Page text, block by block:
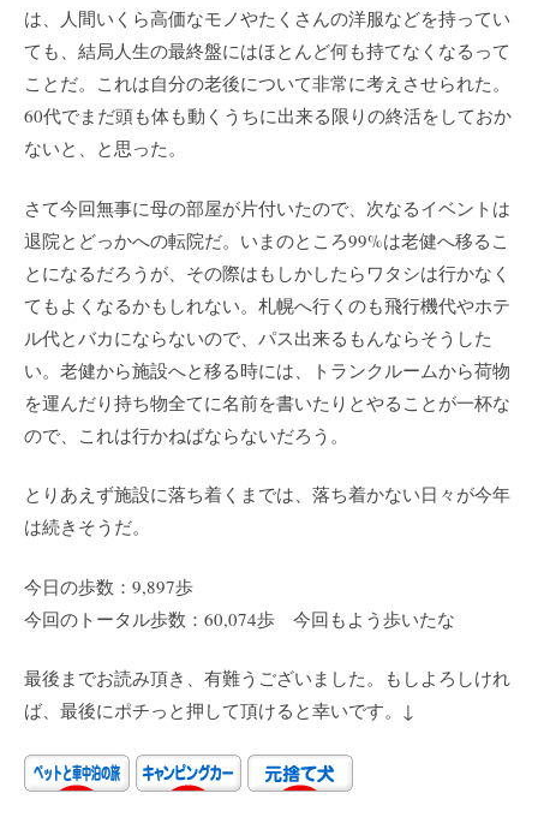
は、人間いくら高価なモノやたくさんの洋服などを持ってい
ても、結局人生の最終盤にはほとんど何も持てなくなるって
ことだ。これは自分の老後について非常に考えさせられた。
60代でまだ頭も体も動くうちに出来る限りの終活をしておか
ないと、と思った。
さて今回無事に母の部屋が片付いたので、次なるイベントは
退院とどっかへの転院だ。いまのところ99%は老健へ移るこ
とになるだろうが、その際はもしかしたらワタシは行かなく
てもよくなるかもしれない。札幌へ行くのも飛行機代やホテ
ル代とバカにならないので、パス出来るもんならそうした
い。老健から施設へと移る時には、トランクルームから荷物
を運んだり持ち物全てに名前を書いたりとやることが一杯な
ので、これは行かねばならないだろう。
とりあえず施設に落ち着くまでは、落ち着かない日々が今年
は続きそうだ。
今日の歩数：9,897歩
今回のトータル歩数：60,074歩 今回もよう歩いたな
最後までお読み頂き、有難うございました。もしよろしけれ
ば、最後にポチっと押して頂けると幸いです。↓